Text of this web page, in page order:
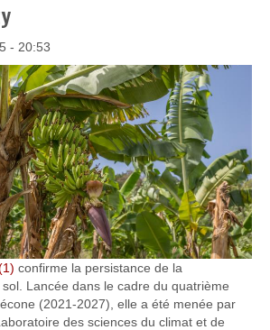
- 20:53
confirme la persistance de la
Lancée dans le cadre du quatrième
(2021-2027), elle a été menée par
des sciences du climat et de